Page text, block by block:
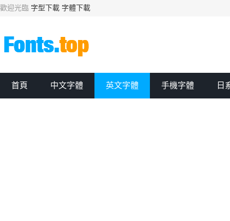
歡迎光臨 字型下載 字體下載
首頁 中文字體 英文字體 手機字體 日